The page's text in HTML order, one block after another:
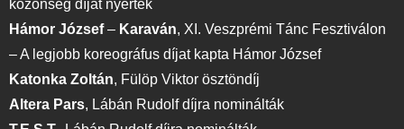
közönség díját nyerték
Hámor József– Karaván, XI. Veszprémi Tánc Fesztiválon
– A legjobb koreográfus díjat kapta Hámor József
Katonka Zoltán, Fülöp Viktor ösztöndíj
Altera Pars, Lábán Rudolf díjra nominálták